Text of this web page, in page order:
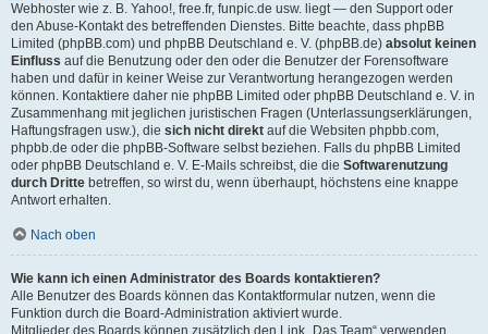
Webhoster wie z. B. Yahoo!, free.fr, funpic.de usw. liegt — den Support oder
den Abuse-Kontakt des betreffenden Dienstes. Bitte beachte, dass phpBB
Limited (phpBB.com) und phpBB Deutschland e. V. (phpBB.de) absolut keinen
Einfluss auf die Benutzung oder den oder die Benutzer der Forensoftware
haben und dafür in keiner Weise zur Verantwortung herangezogen werden
können. Kontaktiere daher nie phpBB Limited oder phpBB Deutschland e. V. in
Zusammenhang mit jeglichen juristischen Fragen (Unterlassungserklärungen,
Haftungsfragen usw.), die sich nicht direkt auf die Websiten phpbb.com,
phpbb.de oder die phpBB-Software selbst beziehen. Falls du phpBB Limited
oder phpBB Deutschland e. V. E-Mails schreibst, die die Softwarenutzung
durch Dritte betreffen, so wirst du, wenn überhaupt, höchstens eine knappe
Antwort erhalten.
Nach oben
Wie kann ich einen Administrator des Boards kontaktieren?
Alle Benutzer des Boards können das Kontaktformular nutzen, wenn die
Funktion durch die Board-Administration aktiviert wurde.
Mitglieder des Boards können zusätzlich den Link „Das Team“ verwenden.